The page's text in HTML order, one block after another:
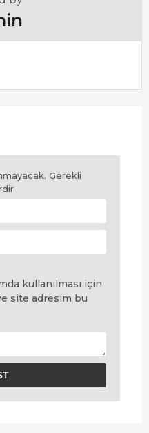
Gerekli
kullanılması için
site adresim bu